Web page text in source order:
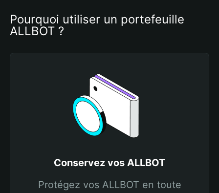
Pourquoi utiliser un portefeuille
ALLBOT ?
Conservez vos ALLBOT
Protégez vos ALLBOT en toute